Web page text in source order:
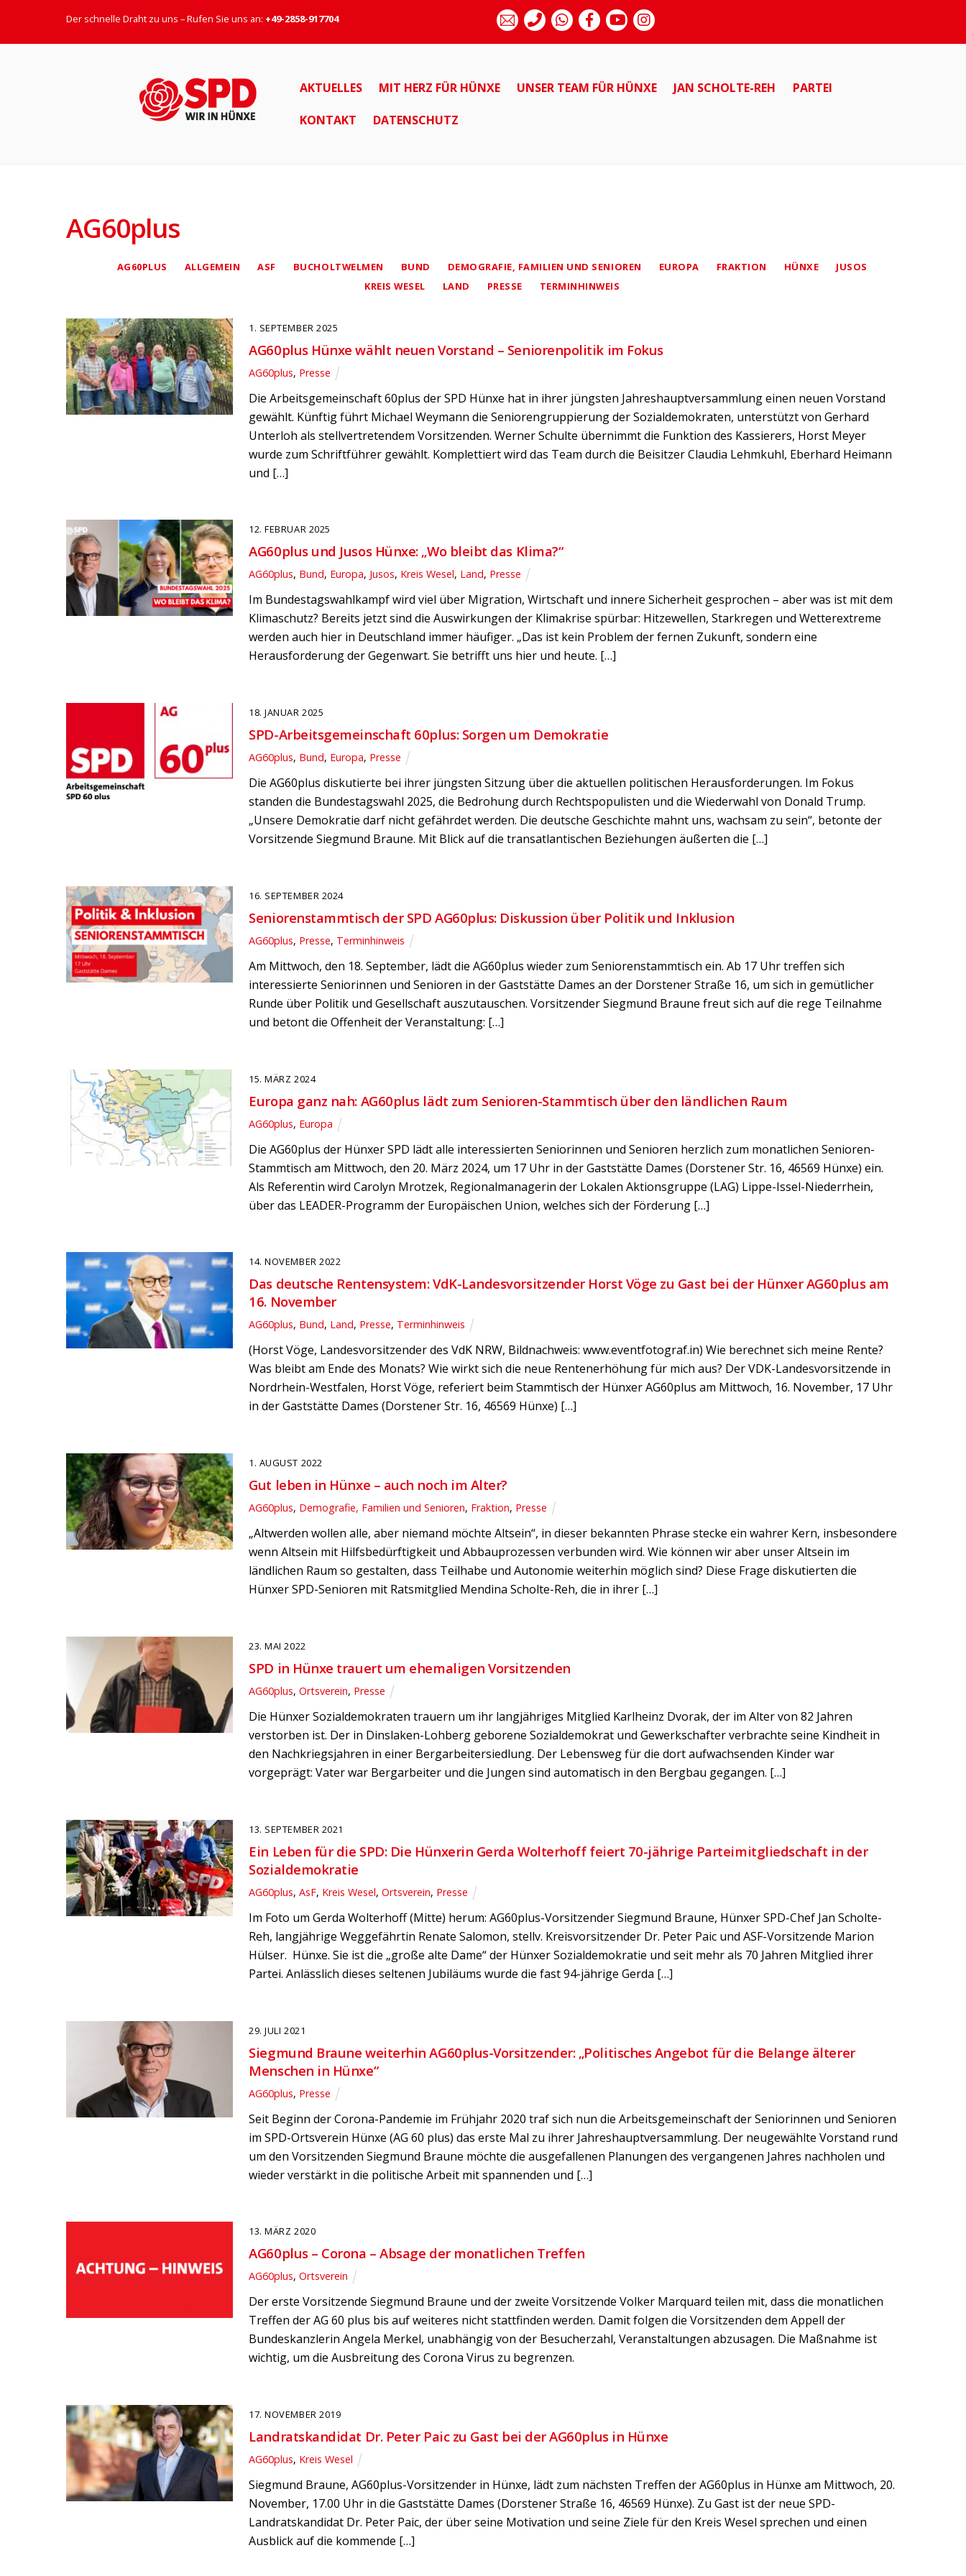
Der schnelle Draht zu uns – Rufen Sie uns an: +49-2858-917704
AKTUELLES MIT HERZ FÜR HÜNXE UNSER TEAM FÜR HÜNXE JAN SCHOLTE-REH PARTEI
KONTAKT DATENSCHUTZ
AG60plus
AG60PLUS ALLGEMEIN ASF BUCHOLTWELMEN BUND DEMOGRAFIE, FAMILIEN UND SENIOREN EUROPA FRAKTION HÜNXE
JUSOS
KREIS WESEL
LAND PRESSE TERMINHINWEIS
1. SEPTEMBER 2025
AG60plus Hünxe wählt neuen Vorstand – Seniorenpolitik im Fokus
AG60plus, Presse
Die Arbeitsgemeinschaft 60plus der SPD Hünxe hat in ihrer jüngsten Jahreshauptversammlung einen neuen Vorstand
gewählt. Künftig führt Michael Weymann die Seniorengruppierung der Sozialdemokraten, unterstützt von Gerhard
Unterloh als stellvertretendem Vorsitzenden. Werner Schulte übernimmt die Funktion des Kassierers, Horst Meyer
wurde zum Schriftführer gewählt. Komplettiert wird das Team durch die Beisitzer Claudia Lehmkuhl, Eberhard Heimann
und […]
12. FEBRUAR 2025
AG60plus und Jusos Hünxe: „Wo bleibt das Klima?“
AG60plus, Bund, Europa, Jusos, Kreis Wesel, Land, Presse
Im Bundestagswahlkampf wird viel über Migration, Wirtschaft und innere Sicherheit gesprochen – aber was ist mit dem
Klimaschutz? Bereits jetzt sind die Auswirkungen der Klimakrise spürbar: Hitzewellen, Starkregen und Wetterextreme
werden auch hier in Deutschland immer häufiger. „Das ist kein Problem der fernen Zukunft, sondern eine
Herausforderung der Gegenwart. Sie betrifft uns hier und heute. […]
18. JANUAR 2025
SPD-Arbeitsgemeinschaft 60plus: Sorgen um Demokratie
AG60plus, Bund, Europa, Presse
Die AG60plus diskutierte bei ihrer jüngsten Sitzung über die aktuellen politischen Herausforderungen. Im Fokus
standen die Bundestagswahl 2025, die Bedrohung durch Rechtspopulisten und die Wiederwahl von Donald Trump.
„Unsere Demokratie darf nicht gefährdet werden. Die deutsche Geschichte mahnt uns, wachsam zu sein“, betonte der
Vorsitzende Siegmund Braune. Mit Blick auf die transatlantischen Beziehungen äußerten die […]
16. SEPTEMBER 2024
Seniorenstammtisch der SPD AG60plus: Diskussion über Politik und Inklusion
AG60plus, Presse, Terminhinweis
Am Mittwoch, den 18. September, lädt die AG60plus wieder zum Seniorenstammtisch ein. Ab 17 Uhr treffen sich
interessierte Seniorinnen und Senioren in der Gaststätte Dames an der Dorstener Straße 16, um sich in gemütlicher
Runde über Politik und Gesellschaft auszutauschen. Vorsitzender Siegmund Braune freut sich auf die rege Teilnahme
und betont die Offenheit der Veranstaltung: […]
15. MÄRZ 2024
Europa ganz nah: AG60plus lädt zum Senioren-Stammtisch über den ländlichen Raum
AG60plus, Europa
Die AG60plus der Hünxer SPD lädt alle interessierten Seniorinnen und Senioren herzlich zum monatlichen Senioren-
Stammtisch am Mittwoch, den 20. März 2024, um 17 Uhr in der Gaststätte Dames (Dorstener Str. 16, 46569 Hünxe) ein.
Als Referentin wird Carolyn Mrotzek, Regionalmanagerin der Lokalen Aktionsgruppe (LAG) Lippe-Issel-Niederrhein,
über das LEADER-Programm der Europäischen Union, welches sich der Förderung […]
14. NOVEMBER 2022
Das deutsche Rentensystem: VdK-Landesvorsitzender Horst Vöge zu Gast bei der Hünxer AG60plus am
16. November
AG60plus, Bund, Land, Presse, Terminhinweis
(Horst Vöge, Landesvorsitzender des VdK NRW, Bildnachweis: www.eventfotograf.in) Wie berechnet sich meine Rente?
Was bleibt am Ende des Monats? Wie wirkt sich die neue Rentenerhöhung für mich aus? Der VDK-Landesvorsitzende in
Nordrhein-Westfalen, Horst Vöge, referiert beim Stammtisch der Hünxer AG60plus am Mittwoch, 16. November, 17 Uhr
in der Gaststätte Dames (Dorstener Str. 16, 46569 Hünxe) […]
1. AUGUST 2022
Gut leben in Hünxe – auch noch im Alter?
AG60plus, Demografie, Familien und Senioren, Fraktion, Presse
„Altwerden wollen alle, aber niemand möchte Altsein“, in dieser bekannten Phrase stecke ein wahrer Kern, insbesondere
wenn Altsein mit Hilfsbedürftigkeit und Abbauprozessen verbunden wird. Wie können wir aber unser Altsein im
ländlichen Raum so gestalten, dass Teilhabe und Autonomie weiterhin möglich sind? Diese Frage diskutierten die
Hünxer SPD-Senioren mit Ratsmitglied Mendina Scholte-Reh, die in ihrer […]
23. MAI 2022
SPD in Hünxe trauert um ehemaligen Vorsitzenden
AG60plus,Ortsverein, Presse
Die Hünxer Sozialdemokraten trauern um ihr langjähriges Mitglied Karlheinz Dvorak, der im Alter von 82 Jahren
verstorben ist. Der in Dinslaken-Lohberg geborene Sozialdemokrat und Gewerkschafter verbrachte seine Kindheit in
den Nachkriegsjahren in einer Bergarbeitersiedlung. Der Lebensweg für die dort aufwachsenden Kinder war
vorgeprägt: Vater war Bergarbeiter und die Jungen sind automatisch in den Bergbau gegangen. […]
13. SEPTEMBER 2021
Ein Leben für die SPD: Die Hünxerin Gerda Wolterhoff feiert 70-jährige Parteimitgliedschaft in der
Sozialdemokratie
AG60plus,AsF, Kreis Wesel,Ortsverein, Presse
Im Foto um Gerda Wolterhoff (Mitte) herum: AG60plus-Vorsitzender Siegmund Braune, Hünxer SPD-Chef Jan Scholte-
Reh, langjährige Weggefährtin Renate Salomon, stellv. Kreisvorsitzender Dr. Peter Paic und ASF-Vorsitzende Marion
Hülser. Hünxe. Sie ist die „große alte Dame“ der Hünxer Sozialdemokratie und seit mehr als 70 Jahren Mitglied ihrer
Partei. Anlässlich dieses seltenen Jubiläums wurde die fast 94-jährige Gerda […]
29. JULI 2021
Siegmund Braune weiterhin AG60plus-Vorsitzender: „Politisches Angebot für die Belange älterer
Menschen in Hünxe“
AG60plus, Presse
Seit Beginn der Corona-Pandemie im Frühjahr 2020 traf sich nun die Arbeitsgemeinschaft der Seniorinnen und Senioren
im SPD-Ortsverein Hünxe (AG 60 plus) das erste Mal zu ihrer Jahreshauptversammlung. Der neugewählte Vorstand rund
um den Vorsitzenden Siegmund Braune möchte die ausgefallenen Planungen des vergangenen Jahres nachholen und
wieder verstärkt in die politische Arbeit mit spannenden und […]
13. MÄRZ 2020
AG60plus – Corona – Absage der monatlichen Treffen
AG60plus,Ortsverein
Der erste Vorsitzende Siegmund Braune und der zweite Vorsitzende Volker Marquard teilen mit, dass die monatlichen
Treffen der AG 60 plus bis auf weiteres nicht stattfinden werden. Damit folgen die Vorsitzenden dem Appell der
Bundeskanzlerin Angela Merkel, unabhängig von der Besucherzahl, Veranstaltungen abzusagen. Die Maßnahme ist
wichtig, um die Ausbreitung des Corona Virus zu begrenzen.
17. NOVEMBER 2019
Landratskandidat Dr. Peter Paic zu Gast bei der AG60plus in Hünxe
AG60plus, Kreis Wesel
Siegmund Braune, AG60plus-Vorsitzender in Hünxe, lädt zum nächsten Treffen der AG60plus in Hünxe am Mittwoch, 20.
November, 17.00 Uhr in die Gaststätte Dames (Dorstener Straße 16, 46569 Hünxe). Zu Gast ist der neue SPD-
Landratskandidat Dr. Peter Paic, der über seine Motivation und seine Ziele für den Kreis Wesel sprechen und einen
Ausblick auf die kommende […]